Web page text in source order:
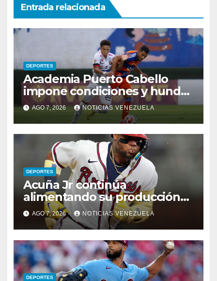
Entrada relacionada
DEPORTES
Academia Puerto Cabello
impone condiciones y hunde
al Caracas FC
AGO 7, 2026 NOTICIAS VENEZUELA
DEPORTES
Acuña Jr continúa
alimentando su producción
jonronera
AGO 7, 2026 NOTICIAS VENEZUELA
DEPORTES